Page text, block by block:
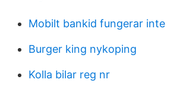
Mobilt bankid fungerar inte
Burger king nykoping
Kolla bilar reg nr